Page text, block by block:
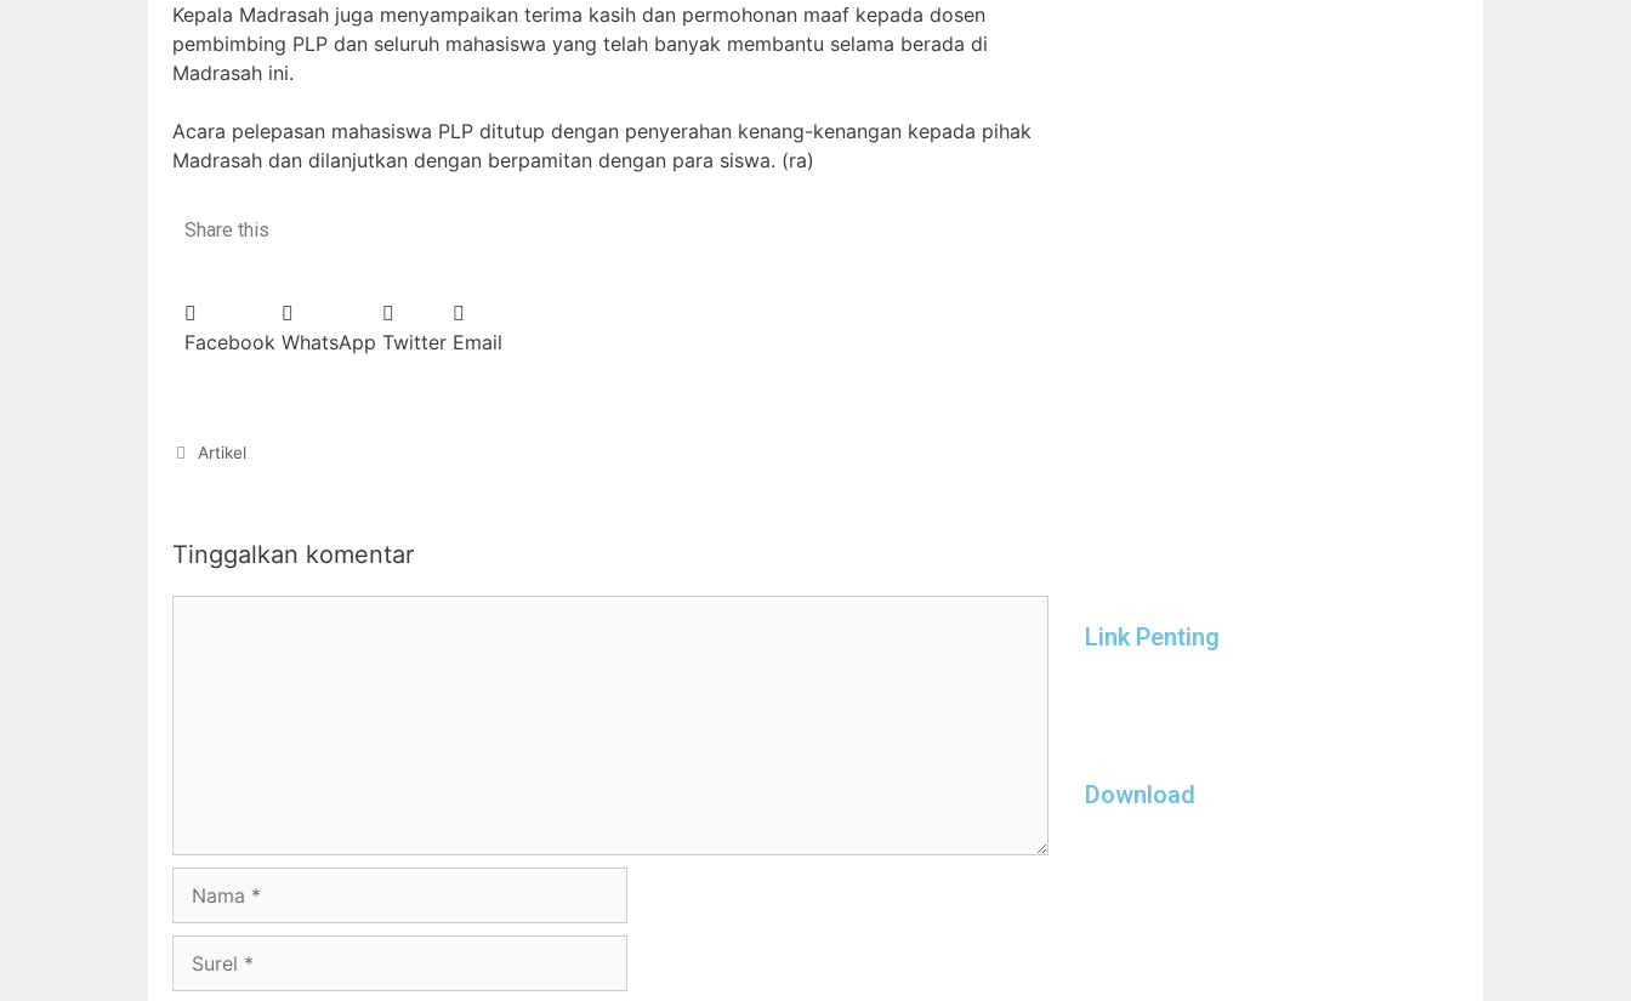
Kepala Madrasah juga menyampaikan terima kasih dan permohonan maaf kepada dosen
pembimbing PLP dan seluruh mahasiswa yang telah banyak membantu selama berada di
Madrasah ini.
Acara pelepasan mahasiswa PLP ditutup dengan penyerahan kenang-kenangan kepada pihak
Madrasah dan dilanjutkan dengan berpamitan dengan para siswa. (ra)
Share this
Facebook WhatsApp Twitter Email
Artikel
Tinggalkan komentar
Link Penting
Download